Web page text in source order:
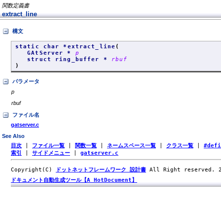
関数定義書
extract_line
構文
static char *extract_line (
GAtServer * p
struct ring_buffer * rbuf
)
パラメータ
p
rbuf
ファイル名
gatserver.c
See Also
目次 ファイル一覧 関数一覧 ネームスペース一覧 クラス一覧
索引
サイドメニュー gatserver.c
Copyright(C) ドットネットフレームワーク 設計書 All Right reserved.
ドキュメント自動生成ツール【A HotDocument】